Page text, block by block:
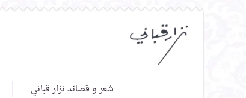
شعر و قصائد نزار قباني